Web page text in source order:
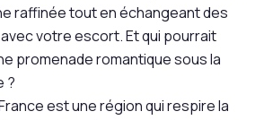
raffinée tout en échangeant des
votre escort. Et qui pourrait
promenade romantique sous la
?
est une région qui respire la